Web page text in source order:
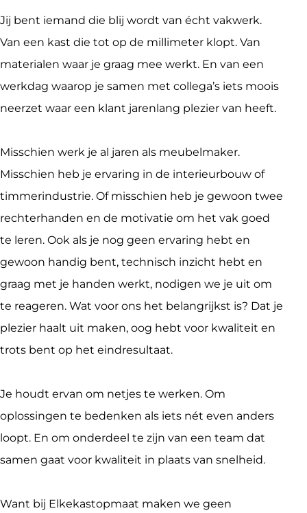
Jij bent iemand die blij wordt van écht vakwerk.
Van een kast die tot op de millimeter klopt. Van
materialen waar je graag mee werkt. En van een
werkdag waarop je samen met collega’s iets moois
neerzet waar een klant jarenlang plezier van heeft.
Misschien werk je al jaren als meubelmaker.
Misschien heb je ervaring in de interieurbouw of
timmerindustrie. Of misschien heb je gewoon twee
rechterhanden en de motivatie om het vak goed
te leren. Ook als je nog geen ervaring hebt en
gewoon handig bent, technisch inzicht hebt en
graag met je handen werkt, nodigen we je uit om
te reageren. Wat voor ons het belangrijkst is? Dat je
plezier haalt uit maken, oog hebt voor kwaliteit en
trots bent op het eindresultaat.
Je houdt ervan om netjes te werken. Om
oplossingen te bedenken als iets nét even anders
loopt. En om onderdeel te zijn van een team dat
samen gaat voor kwaliteit in plaats van snelheid.
Want bij Elkekastopmaat maken we geen